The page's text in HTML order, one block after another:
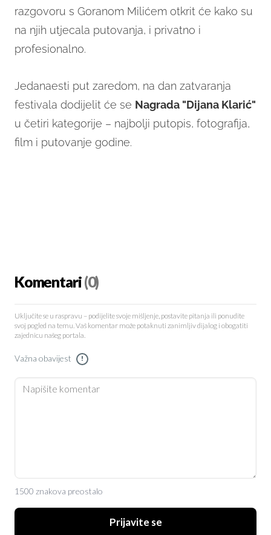
razgovoru s Goranom Milićem otkrit će kako su
na njih utjecala putovanja, i privatno i
profesionalno.
Jedanaesti put zaredom, na dan zatvaranja
festivala dodijelit će se Nagrada "Dijana Klarić"
u četiri kategorije – najbolji putopis, fotografija,
film i putovanje godine.
Komentari(0)
Uključite se u raspravu – podijelite svoje mišljenje, postavite pitanja ili ponudite
svoj pogled na temu. Vaš komentar može potaknuti zanimljiv dijalog i obogatiti
zajednicu našeg portala.
Važna obavijest !
1500 znakova preostalo
Prijavite se